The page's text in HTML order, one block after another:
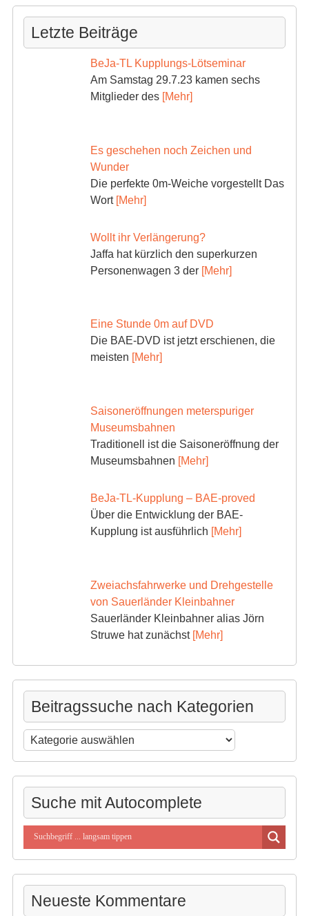
Letzte Beiträge
BeJa-TL Kupplungs-Lötseminar
Am Samstag 29.7.23 kamen sechs
Mitglieder des [Mehr]
Es geschehen noch Zeichen und
Wunder
Die perfekte 0m-Weiche vorgestellt Das
Wort [Mehr]
Wollt ihr Verlängerung?
Jaffa hat kürzlich den superkurzen
Personenwagen 3 der [Mehr]
Eine Stunde 0m auf DVD
Die BAE-DVD ist jetzt erschienen, die
meisten [Mehr]
Saisoneröffnungen meterspuriger
Museumsbahnen
Traditionell ist die Saisoneröffnung der
Museumsbahnen [Mehr]
BeJa-TL-Kupplung – BAE-proved
Über die Entwicklung der BAE-
Kupplung ist ausführlich [Mehr]
Zweiachsfahrwerke und Drehgestelle
von Sauerländer Kleinbahner
Sauerländer Kleinbahner alias Jörn
Struwe hat zunächst [Mehr]
Beitragssuche nach Kategorien
Beitragssuche
nach
Suche mit Autocomplete
Neueste Kommentare